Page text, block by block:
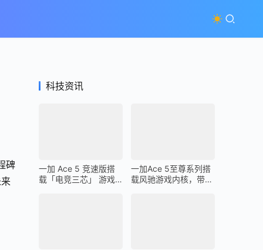
碑
科技资讯
一加 Ace 5 竞速版搭
载「电竞三芯」 游戏
一加Ace 5至尊系列搭
载风驰游戏内核，带来